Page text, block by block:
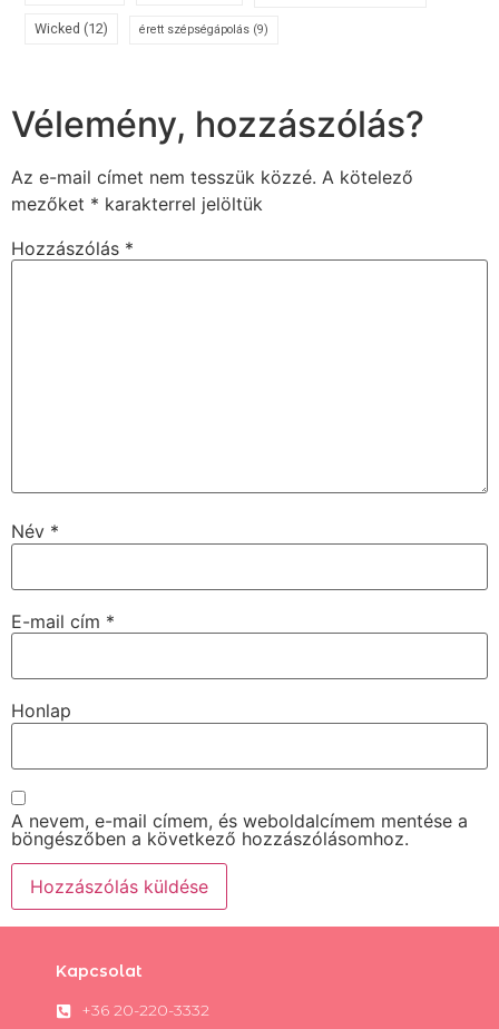
Wicked (12) érett szépségápolás (9)
Vélemény, hozzászólás?
Az e-mail címet nem tesszük közzé. A kötelező
mezőket * karakterrel jelöltük
Hozzászólás *
Név *
E-mail cím *
Honlap
A nevem, e-mail címem, és weboldalcímem mentése a
böngészőben a következő hozzászólásomhoz.
Kapcsolat
+36 20-220-3332